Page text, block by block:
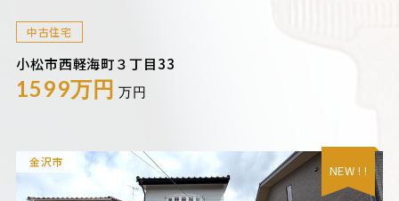
中古住宅
小松市西軽海町３丁目33
1599万円 万円
金沢市
NEW ! !